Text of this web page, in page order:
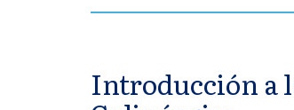
Introducción a